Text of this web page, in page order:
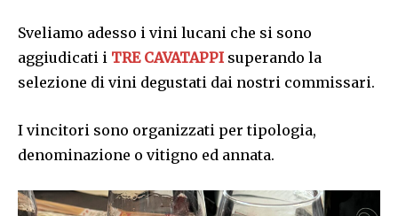
Sveliamo adesso i vini lucani che si sono
aggiudicati i TRE CAVATAPPI superando la
selezione di vini degustati dai nostri commissari.
I vincitori sono organizzati per tipologia,
denominazione o vitigno ed annata.